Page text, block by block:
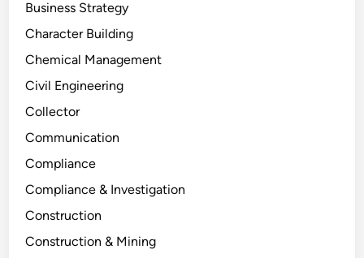
Business Strategy
Character Building
Chemical Management
Civil Engineering
Collector
Communication
Compliance
Compliance & Investigation
Construction
Construction & Mining